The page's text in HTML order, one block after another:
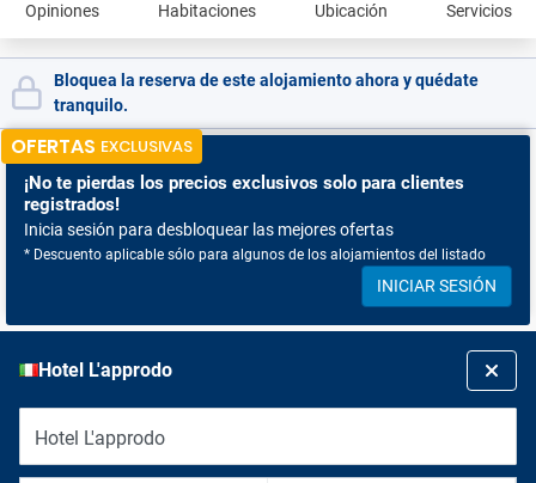
Opiniones Habitaciones Ubicación Servicios
Bloquea la reserva de este alojamiento ahora y quédate
tranquilo.
OFERTAS EXCLUSIVAS
¡No te pierdas los precios exclusivos solo para clientes
registrados!
Inicia sesión para desbloquear las mejores ofertas
* Descuento aplicable sólo para algunos de los alojamientos del listado
INICIAR SESIÓN
Hotel L'approdo
Hotel L'approdo